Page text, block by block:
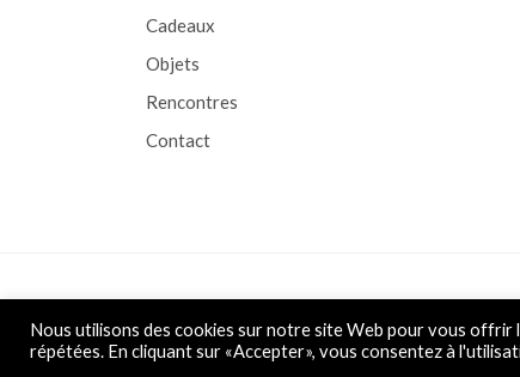
Cadeaux
Objets
Rencontres
Contact
Nous utilisons des cookies sur notre site Web pour vous
répétées. En cliquant sur «Accepter», vous consentez à